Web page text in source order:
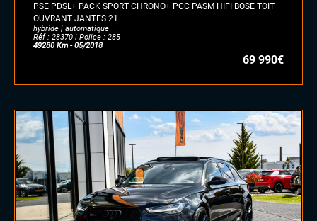
PSE PDSL+ PACK SPORT CHRONO+ PCC PASM HIFI BOSE TOIT
OUVRANT JANTES 21
hybride | automatique
Réf : 28370 | Police : 285
49280 Km - 05/2018
69 990€